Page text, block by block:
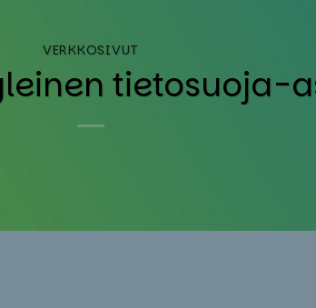
VERKKOSIVUT
tie­to­suo­ja-